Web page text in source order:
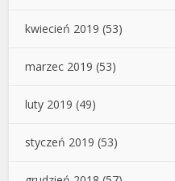
kwiecień 2019 (53)
marzec 2019 (53)
luty 2019 (49)
styczeń 2019 (53)